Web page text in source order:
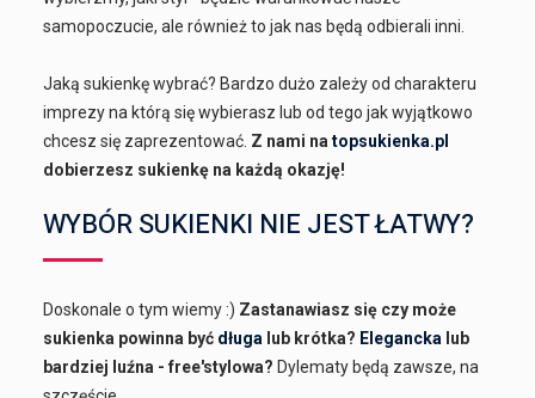
samopoczucie, ale również to jak nas będą odbierali inni.
Jaką sukienkę wybrać? Bardzo dużo zależy od charakteru
imprezy na którą się wybierasz lub od tego jak wyjątkowo
chcesz się zaprezentować. Z nami natopsukienka.pl
dobierzesz sukienkę na każdą okazję!
WYBÓR SUKIENKI NIE JEST ŁATWY?
Doskonale o tym wiemy :) Zastanawiasz się czy może
sukienka powinna być długa lub krótka? Elegancka lub
bardziej luźna - free'stylowa? Dylematy będą zawsze, na